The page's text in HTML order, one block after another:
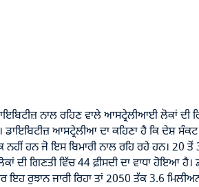
ਨਾਲ ਰਹਿਣ ਵਾਲੇ ਆਸਟ੍ਰੇਲੀਆਈ ਲੋਕਾਂ ਦੀ
ਆਸਟ੍ਰੇਲੀਆ ਦਾ ਕਹਿਣਾ ਹੈ ਕਿ ਦੇਸ਼
ਹਨ ਜੋ ਇਸ ਬਿਮਾਰੀ ਨਾਲ ਰਹਿ ਰਹੇ ਹਨ। 20 ਤੋਂ
ਦੀ ਗਿਣਤੀ ਵਿੱਚ 44 ਫ਼ੀਸਦੀ ਦਾ ਵਾਧਾ ਹੋਇਆ ਹੈ।
ਰੁਝਾਨ ਜਾਰੀ ਰਿਹਾ ਤਾਂ 2050 ਤੱਕ 3.6